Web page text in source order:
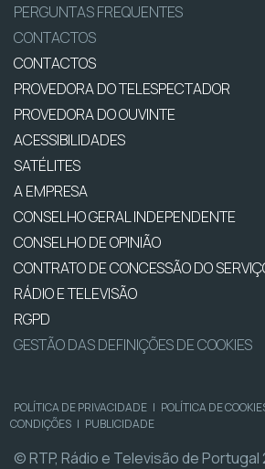
PERGUNTAS FREQUENTES
CONTACTOS
CONTACTOS
PROVEDORA DO TELESPECTADOR
PROVEDORA DO OUVINTE
ACESSIBILIDADES
SATÉLITES
A EMPRESA
CONSELHO GERAL INDEPENDENTE
CONSELHO DE OPINIÃO
CONTRATO DE CONCESSÃO DO
RÁDIO E TELEVISÃO
RGPD
GESTÃO DAS DEFINIÇÕES DE COOKIES
POLÍTICA DE PRIVACIDADE | POLÍTICA DE
CONDIÇÕES | PUBLICIDADE
© RTP, Rádio e Televisão de Portugal